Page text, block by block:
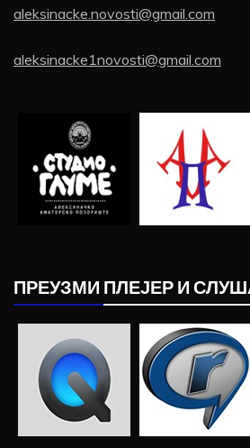
aleksinacke.novosti@gmail.com
aleksinacke1novosti@gmail.com
ПРЕУЗМИ ПЛЕЈЕР И